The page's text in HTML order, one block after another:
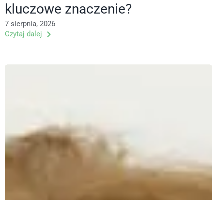
kluczowe znaczenie?
7 sierpnia, 2026
Czytaj dalej